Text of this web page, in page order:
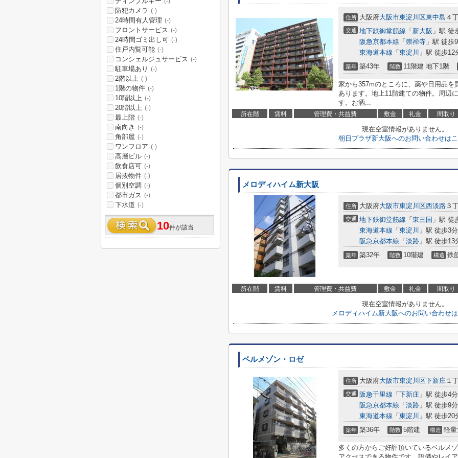
住所 大阪府大阪市東淀川区東中島 ４
交通 地下鉄御堂筋線 「 新大阪 」駅 徒
阪急京都本線 「 崇禅寺 」駅 徒歩
東海道本線 「 東淀川 」駅 徒歩12
築年 築43年 階数 11階建 地下1階
家から357mのところに、薬や日用品
あります。地上11階建ての物件。周辺
す。お洒...
所在階 賃料 管理費・共益費 敷金 礼金 間取り
現在空室情報がありません。
朝日プラザ新大阪へのお問い合わせは
メロディハイム新大阪
住所 大阪府大阪市東淀川区西淡路 ３
交通 地下鉄御堂筋線 「 東三国 」駅 徒
東海道本線 「 東淀川 」駅 徒歩3分
阪急京都本線 「 淡路 」駅 徒歩13
築年 築32年 階数 10階建 構造 鉄
所在階 賃料 管理費・共益費 敷金 礼金 間取り
現在空室情報がありません。
メロディハイム新大阪へのお問い合わせ
ベルメゾン・ロゼ
住所 大阪府大阪市東淀川区下新庄 １
交通 阪急千里線 「 下新庄 」駅 徒歩4分
阪急京都本線 「 淡路 」駅 徒歩9分
東海道本線 「 東淀川 」駅 徒歩20
築年 築36年 階数 5階建 構造 軽
多くの方からご好評頂いているベルメ
防犯カメラ (-)
24時間有人管理 (-)
フロントサービス (-)
24時間ゴミ出し可 (-)
住戸内覧可能 (-)
コンシェルジュサービス (-)
駐車場あり (-)
2階以上 (-)
1階の物件 (-)
10階以上 (-)
20階以上 (-)
最上階 (-)
南向き (-)
角部屋 (-)
ワンフロア (-)
高層ビル (-)
飲食店可 (-)
居抜物件 (-)
個別空調 (-)
都市ガス (-)
下水道 (-)
10件が該当